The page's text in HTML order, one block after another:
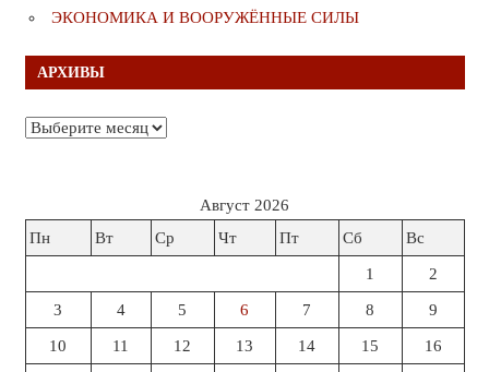
ЭКОНОМИКА И ВООРУЖЁННЫЕ СИЛЫ
АРХИВЫ
Архивы
Август 2026
Пн
Вт Ср Чт Пт Сб Вс
1 2
3 4 5 6 7 8 9
10 11 12 13 14 15 16